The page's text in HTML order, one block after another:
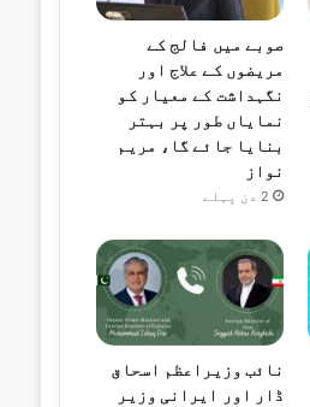
صوبے میں فالج کے
مریضوں کے علاج اور
نگہداشت کے معیار کو
نمایاں طور پر بہتر
بنایا جائے گا، مریم
نواز
2 دن پہلے
نائب وزیراعظم اسحاق
ڈار اور ایرانی وزیر